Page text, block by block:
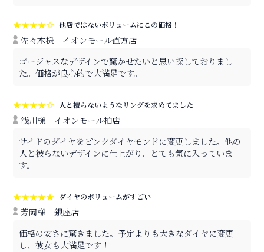
★★★★☆ 他店ではないボリュームにこの価格！
佐々木様
イオンモール直方店
ゴージャスなデザインで驚かせたいと思い探しておりまし
た。価格が良心的で大満足です。
★★★★☆ 人と被らないようなリングを求めてました
浅川様
イオンモール柏店
サイドのダイヤをピンクダイヤモンドに変更しました。他の
人と被らないデザインに仕上がり、とても気に入っていま
す。
★★★★★ ダイヤのボリュームがすごい
芳岡様
銀座店
価格の安さに驚きました。予定よりも大きなダイヤに変更
し、彼女も大満足です！